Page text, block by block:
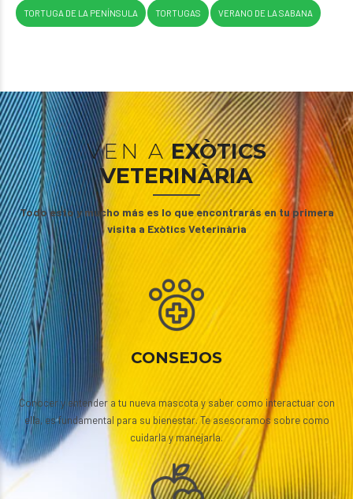
TORTUGA DE LA PENÍNSULA TORTUGAS VERANO DE LA SABANA
VEN AEXÒTICS
VETERINÀRIA
Todo esto y mucho más es lo que encontrarás en tu primera
visita a Exòtics Veterinària
CONSEJOS
Conocer y entender a tu nueva mascota y saber como interactuar con
ella, es fundamental para su bienestar. Te asesoramos sobre como
cuidarla y manejarla.